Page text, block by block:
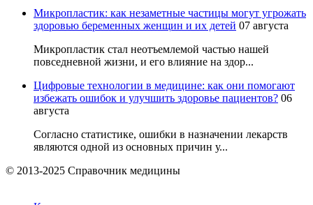
Микропластик: как незаметные частицы могут угрожать
здоровью беременных женщин и их детей 07 августа
Микропластик стал неотъемлемой частью нашей
повседневной жизни, и его влияние на здор...
Цифровые технологии в медицине: как они помогают
избежать ошибок и улучшить здоровье пациентов? 06
августа
Согласно статистике, ошибки в назначении лекарств
являются одной из основных причин у...
© 2013-2025 Справочник медицины